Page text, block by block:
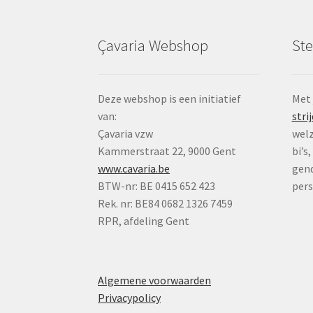
Çavaria Webshop
Deze webshop is een initiatief
van:
Çavaria vzw
Kammerstraat 22, 9000 Gent
www.cavaria.be
BTW-nr: BE 0415 652 423
Rek. nr: BE84 0682 1326 7459
RPR, afdeling Gent
Algemene voorwaarden
Privacypolicy